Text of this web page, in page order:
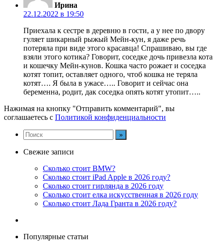
Ирина
22.12.2022 в 19:50
Приехала к сестре в деревню в гости, а у нее по двору
гуляет шикарный рыжый Мейн-кун, я даже речь
потеряла при виде этого красавца! Спрашиваю, вы где
взяли этого котика? Говорит, соседке дочь привезла кота
и кошечку Мейн-кунов. Кошка часто рожает и соседка
котят топит, оставляет одного, чтоб кошка не теряла
котят…. Я была в ужасе….. Говорит и сейчас она
беременна, родит, дак соседка опять котят утопит…..
Нажимая на кнопку "Отправить комментарий", вы
соглашаетесь с Политикой конфиденциальности
Свежие записи
Сколько стоит BMW?
Сколько стоит iPad Apple в 2026 году?
Сколько стоит гирлянда в 2026 году
Сколько стоит елка искусственная в 2026 году
Сколько стоит Лада Гранта в 2026 году?
Популярные статьи